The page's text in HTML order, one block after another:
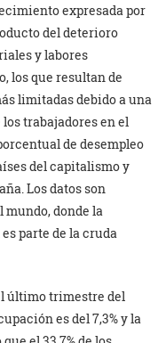
expresada por
del deterioro
y labores
los que resultan de
limitadas debido a una
trabajadores en el
de desempleo
del capitalismo y
Los datos son
mundo, donde la
parte de la cruda
último trimestre del
es del 7,3% y la